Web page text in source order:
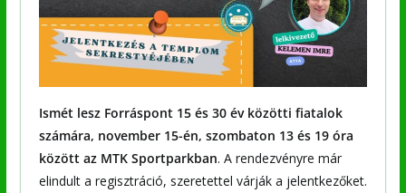
Ismét lesz Forráspont 15 és 30 év közötti fiatalok
számára, november 15-én, szombaton 13 és 19 óra
között az MTK Sportparkban. A rendezvényre már
elindult a regisztráció, szeretettel várják a jelentkezőket.